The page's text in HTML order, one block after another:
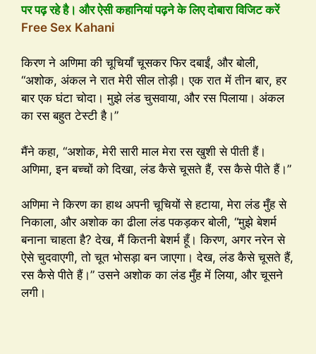
पर पढ़ रहे है। और ऐसी कहानियां पढ़ने के लिए दोबारा विजिट करें
Free Sex Kahani
किरण ने अणिमा की चूचियाँ चूसकर फिर दबाईं, और बोली,
“अशोक, अंकल ने रात मेरी सील तोड़ी। एक रात में तीन बार, हर
बार एक घंटा चोदा। मुझे लंड चुसवाया, और रस पिलाया। अंकल
का रस बहुत टेस्टी है।”
मैंने कहा, “अशोक, मेरी सारी माल मेरा रस खुशी से पीती हैं।
अणिमा, इन बच्चों को दिखा, लंड कैसे चूसते हैं, रस कैसे पीते हैं।”
अणिमा ने किरण का हाथ अपनी चूचियों से हटाया, मेरा लंड मुँह से
निकाला, और अशोक का ढीला लंड पकड़कर बोली, “मुझे बेशर्म
बनाना चाहता है? देख, मैं कितनी बेशर्म हूँ। किरण, अगर नरेन से
ऐसे चुदवाएगी, तो चूत भोसड़ा बन जाएगा। देख, लंड कैसे चूसते हैं,
रस कैसे पीते हैं।” उसने अशोक का लंड मुँह में लिया, और चूसने
लगी।